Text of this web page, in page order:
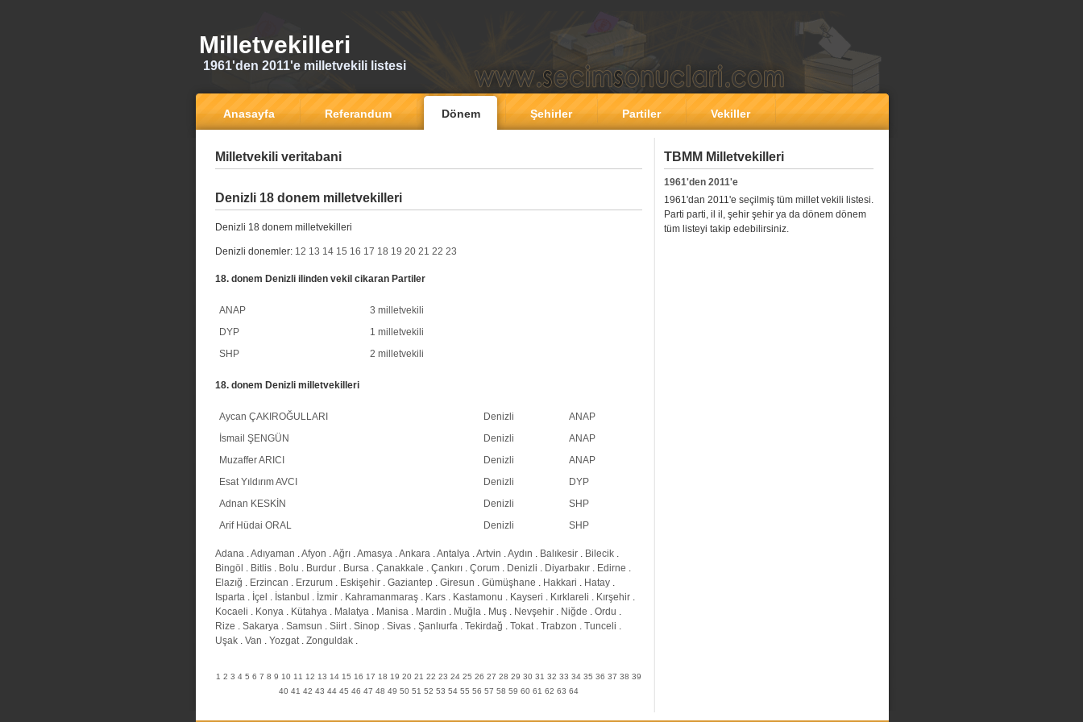
Milletvekilleri
1961'den 2011'e milletvekili listesi
Anasayfa Referandum Dönem Şehirler Partiler Vekiller
Milletvekili veritabani
Denizli 18 donem milletvekilleri
Denizli 18 donem milletvekilleri
Denizli donemler: 12 13 14 15 16 17 18 19 20 21 22 23
18. donem Denizli ilinden vekil cikaran Partiler
ANAP
3 milletvekili
DYP
1 milletvekili
SHP
2 milletvekili
18. donem Denizli milletvekilleri
Aycan ÇAKIROĞULLARI Denizli
ANAP
İsmail ŞENGÜN
Denizli
ANAP
Muzaffer ARICI
Denizli
ANAP
Esat Yıldırım AVCI
Denizli
DYP
Adnan KESKİN
Denizli
SHP
Arif Hüdai ORAL
Denizli SHP
Adana .Adıyaman .Afyon .Ağrı .Amasya .Ankara .Antalya .Artvin .Aydın . Balıkesir . Bilecik .
Bingöl . Bitlis . Bolu . Burdur . Bursa . Çanakkale . Çankırı . Çorum . Denizli . Diyarbakır . Edirne .
Elazığ . Erzincan . Erzurum . Eskişehir . Gaziantep . Giresun . Gümüşhane . Hakkari . Hatay .
Isparta . İçel . İstanbul . İzmir . Kahramanmaraş . Kars . Kastamonu . Kayseri . Kırklareli . Kırşehir .
Kocaeli . Konya . Kütahya . Malatya . Manisa . Mardin . Muğla . Muş . Nevşehir . Niğde . Ordu .
Rize . Sakarya . Samsun . Siirt. Sinop . Sivas . Şanlıurfa . Tekirdağ . Tokat. Trabzon . Tunceli .
Uşak . Van . Yozgat. Zonguldak .
1 2 3 4 5 6 7 8 9 10 11 12 13 14 15 16 17 18 19 20 21 22 23 24 25 26 27 28 29 30 31 32 33 34 35 36 37 38 39
40 41 42 43 44 45 46 47 48 49 50 51 52 53 54 55 56 57 58 59 60 61 62 63 64
TBMM Milletvekilleri
1961'den 2011'e
1961'dan 2011'e seçilmiş tüm millet vekili listesi.
Parti parti, il il, şehir şehir ya da dönem dönem
tüm listeyi takip edebilirsiniz.